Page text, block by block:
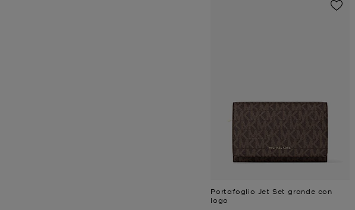
Portafoglio Jet Set grande con
logo